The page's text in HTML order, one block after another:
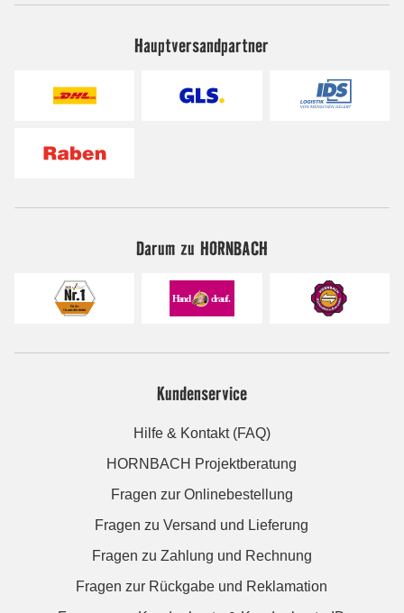
Hauptversandpartner
Darum zu HORNBACH
Kundenservice
Hilfe & Kontakt (FAQ)
HORNBACH Projektberatung
Fragen zur Onlinebestellung
Fragen zu Versand und Lieferung
Fragen zu Zahlung und Rechnung
Fragen zur Rückgabe und Reklamation